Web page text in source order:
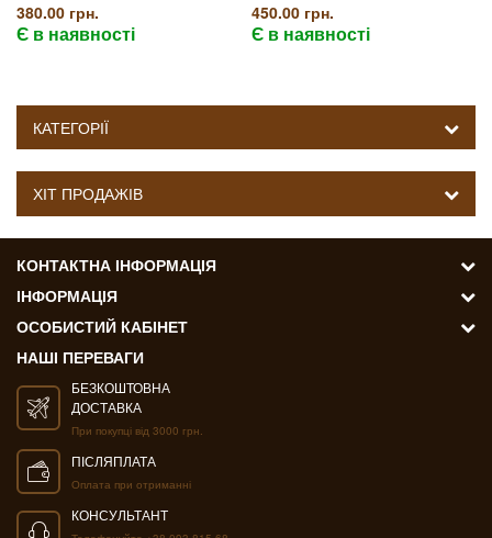
380.00 грн.
Є в наявності
450.00 грн.
Є в наявності
КАТЕГОРІЇ
ХІТ ПРОДАЖІВ
КОНТАКТНА ІНФОРМАЦІЯ
ІНФОРМАЦІЯ
ОСОБИСТИЙ КАБІНЕТ
НАШІ ПЕРЕВАГИ
БЕЗКОШТОВНА
ДОСТАВКА
При покупці від 3000 грн.
ПІСЛЯПЛАТА
Оплата при отриманні
КОНСУЛЬТАНТ